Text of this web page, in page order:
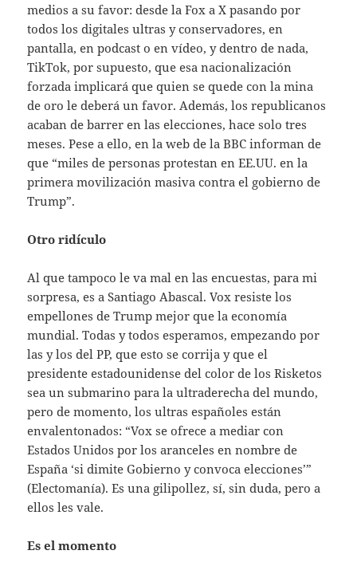
medios a su favor: desde la Fox a X pasando por
todos los digitales ultras y conservadores, en
pantalla, en podcast o en vídeo, y dentro de nada,
TikTok, por supuesto, que esa nacionalización
forzada implicará que quien se quede con la mina
de oro le deberá un favor. Además, los republicanos
acaban de barrer en las elecciones, hace solo tres
meses. Pese a ello, en la web de la BBC informan de
que “miles de personas protestan en EE.UU. en la
primera movilización masiva contra el gobierno de
Trump”.
Otro ridículo
Al que tampoco le va mal en las encuestas, para mi
sorpresa, es a Santiago Abascal. Vox resiste los
empellones de Trump mejor que la economía
mundial. Todas y todos esperamos, empezando por
las y los del PP, que esto se corrija y que el
presidente estadounidense del color de los Risketos
sea un submarino para la ultraderecha del mundo,
pero de momento, los ultras españoles están
envalentonados: “Vox se ofrece a mediar con
Estados Unidos por los aranceles en nombre de
España ‘si dimite Gobierno y convoca elecciones’”
(Electomanía). Es una gilipollez, sí, sin duda, pero a
ellos les vale.
Es el momento